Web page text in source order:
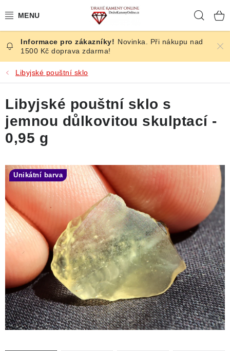
na
ČESKÉ KAMENY
ŠPERKY
KAMENY ZE SVĚTA
BROUŠENÉ
ÚČINKY
KRYSTALY
ČLÁNKY
NALEZIŠTĚ
NÁŠ PŘÍBĚH
VIDEOGALERIE
Novinka. Při nákupu nad
1500 Kč doprava zdarma!
Libyjské pouštní sklo
Libyjské pouštní sklo s
jemnou důlkovitou skulptací -
0,95 g
Unikátní barva